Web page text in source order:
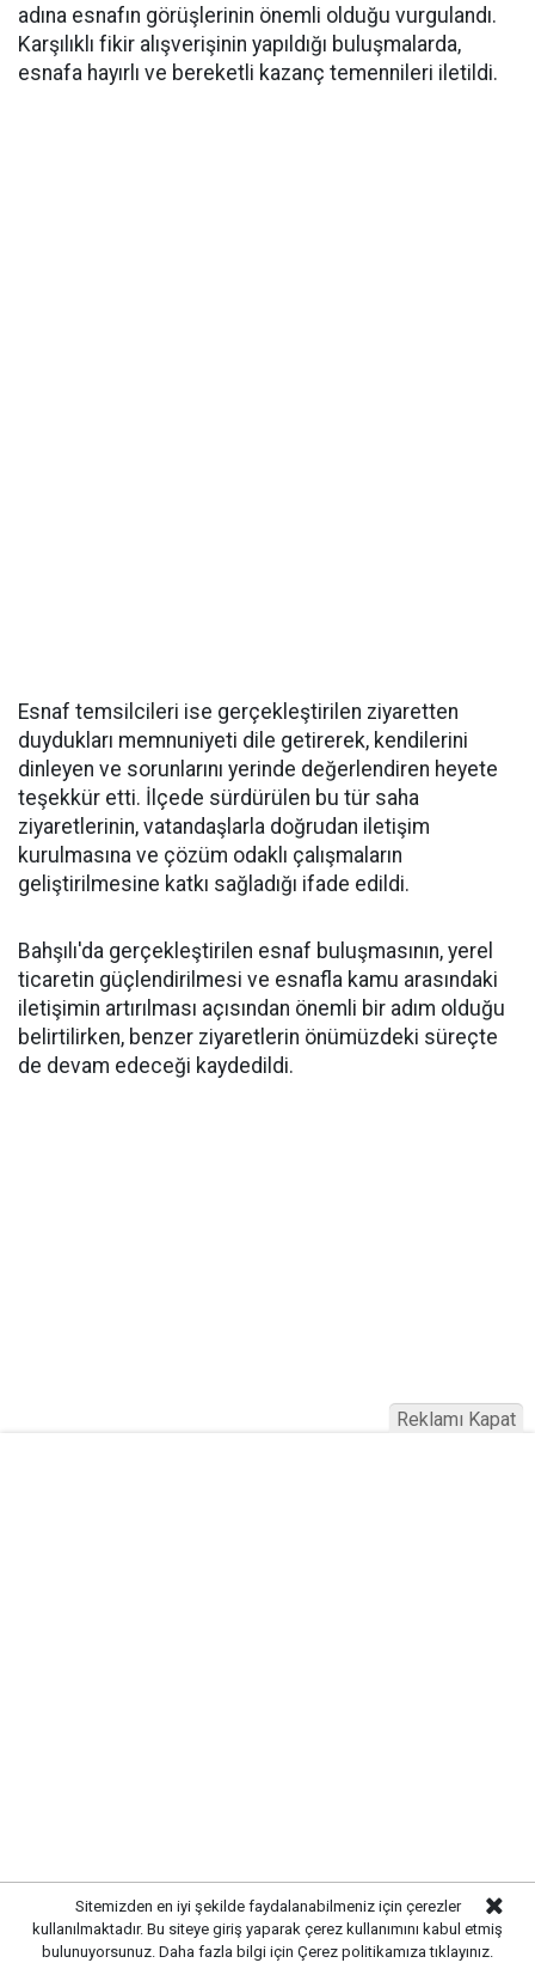
adına esnafın görüşlerinin önemli olduğu vurgulandı.
Karşılıklı fikir alışverişinin yapıldığı buluşmalarda,
esnafa hayırlı ve bereketli kazanç temennileri iletildi.
Esnaf temsilcileri ise gerçekleştirilen ziyaretten
duydukları memnuniyeti dile getirerek, kendilerini
dinleyen ve sorunlarını yerinde değerlendiren heyete
teşekkür etti. İlçede sürdürülen bu tür saha
ziyaretlerinin, vatandaşlarla doğrudan iletişim
kurulmasına ve çözüm odaklı çalışmaların
geliştirilmesine katkı sağladığı ifade edildi.
Bahşılı'da gerçekleştirilen esnaf buluşmasının, yerel
ticaretin güçlendirilmesi ve esnafla kamu arasındaki
iletişimin artırılması açısından önemli bir adım olduğu
belirtilirken, benzer ziyaretlerin önümüzdeki süreçte
de devam edeceği kaydedildi.
HABEREYORUM KAT
Sitemizden en iyi şekilde faydalanabilmeniz için çerezler
kullanılmaktadır. Bu siteye giriş yaparak çerez kullanımını kabul etmiş
bulunuyorsunuz. Daha fazla bilgi için Çerez politikamıza tıklayınız.
Reklamı Kapat